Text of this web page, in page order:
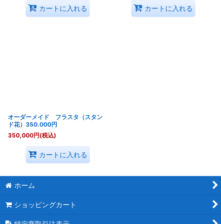
カートに入れる カートに入れる
オーダーメイド フラスタ（スタン
ド花）350.000円
350,000円(税込)
カートに入れる
ホーム
ショッピングカート